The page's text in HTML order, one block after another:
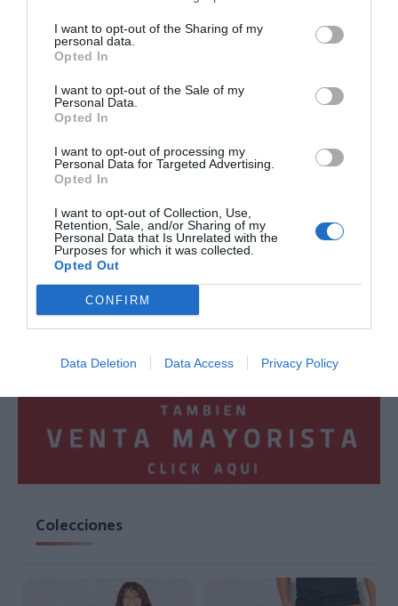
I want to opt-out of the Sharing of my
personal data.
Opted In
I want to opt-out of the Sale of my
Personal Data.
Opted In
I want to opt-out of processing my
Personal Data for Targeted Advertising.
Opted In
I want to opt-out of Collection, Use,
Retention, Sale, and/or Sharing of my
Personal Data that Is Unrelated with the
Purposes for which it was collected.
Opted Out
CONFIRM
Data Deletion Data Access Privacy Policy
Pendientes Aro de madera
Decorados 20mm
★★★★★
★★★★★
4, 50 €
[PEMA45 ]
Pulsera hippie bolas colores,
3,95 €
Ver producto
Colecciones